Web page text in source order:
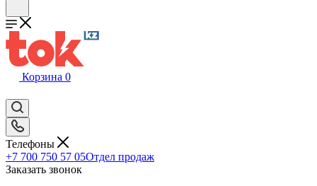
Корзина 0
Телефоны
+7 700 750 57 05Отдел продаж
Заказать звонок